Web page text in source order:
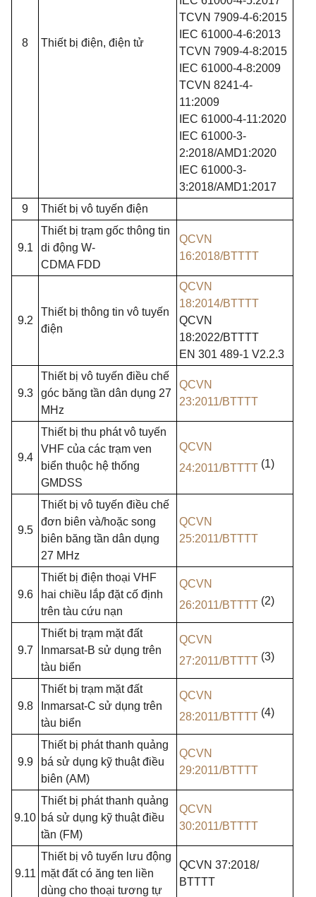
8 Thiết bị điện, điện tử
TCVN 7909-4-6:2015
IEC 61000-4-6:2013
TCVN 7909-4-8:2015
IEC 61000-4-8:2009
TCVN 8241-4-
11:2009
IEC 61000-4-11:2020
IEC 61000-3-
2:2018/AMD1:2020
IEC 61000-3-
3:2018/AMD1:2017
9
Thiết bị vô tuyến điện
9.1
Thiết bị trạm gốc thông tin
di động W-
CDMA FDD
QCVN
16:2018/BTTTT
9.2
Thiết bị thông tin vô tuyến
điện
QCVN
18:2014/BTTTT
QCVN
18:2022/BTTTT
EN 301 489-1 V2.2.3
9.3
Thiết bị vô tuyến điều chế
góc băng tần dân dụng 27
MHz
QCVN
23:2011/BTTTT
9.4
Thiết bị thu phát vô tuyến
VHF của các trạm ven
biển thuộc hệ thống
GMDSS
QCVN
24:2011/BTTTT (1)
9.5
Thiết bị vô tuyến điều chế
đơn biên và/hoặc song
biên băng tần dân dụng
27 MHz
QCVN
25:2011/BTTTT
9.6
Thiết bị điện thoại VHF
hai chiều lắp đặt cố định
trên tàu cứu nạn
QCVN
26:2011/BTTTT (2)
9.7
Thiết bị trạm mặt đất
Inmarsat-B sử dụng trên
tàu biển
QCVN
27:2011/BTTTT (3)
9.8
Thiết bị trạm mặt đất
Inmarsat-C sử dụng trên
tàu biển
QCVN
28:2011/BTTTT (4)
9.9
Thiết bị phát thanh quảng
bá sử dụng kỹ thuật điều
biên (AM)
QCVN
29:2011/BTTTT
9.10
Thiết bị phát thanh quảng
bá sử dụng kỹ thuật điều
tần (FM)
QCVN
30:2011/BTTTT
9.11
Thiết bị vô tuyến lưu động
mặt đất có ăng ten liền
dùng cho thoại tương tự
QCVN 37:2018/
BTTTT